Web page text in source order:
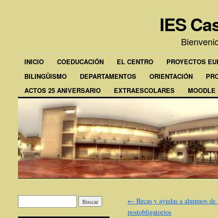
IES
INICIO COEDUCACIÓN EL CENTRO
PROYECTOS
BILINGÜISMO
DEPARTAMENTOS ORIENTACIÓN
ACTOS 25 ANIVERSARIO
EXTRAESCOLARES MOODLE
← Becas y ayudas a alumnos de
postobligatorios